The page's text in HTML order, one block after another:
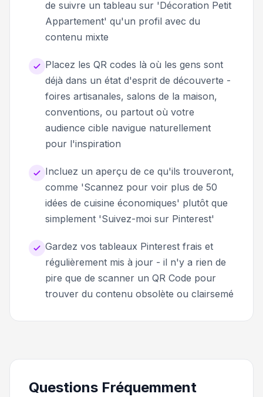
de suivre un tableau sur 'Décoration Petit
Appartement' qu'un profil avec du
contenu mixte
Placez les QR codes là où les gens sont
déjà dans un état d'esprit de découverte -
foires artisanales, salons de la maison,
conventions, ou partout où votre
audience cible navigue naturellement
pour l'inspiration
Incluez un aperçu de ce qu'ils trouveront,
comme 'Scannez pour voir plus de 50
idées de cuisine économiques' plutôt que
simplement 'Suivez-moi sur Pinterest'
Gardez vos tableaux Pinterest frais et
régulièrement mis à jour - il n'y a rien de
pire que de scanner un QR Code pour
trouver du contenu obsolète ou clairsemé
Questions Fréquemment